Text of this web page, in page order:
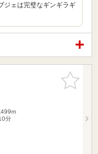
ジェは完璧なギンギラギ
お気に入
りに追加
分